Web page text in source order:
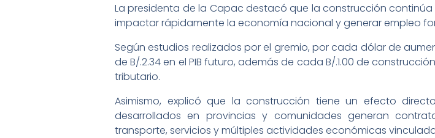
La presidenta de la Capac destacó que la construcción
impactar rápidamente la economía nacional y generar empleo
Según estudios realizados por el gremio, por cada dólar de
de B/.2.34 en el PIB futuro, además de cada B/.1.00 de
tributario.
Asimismo, explicó que la construcción tiene un efecto
desarrollados en provincias y comunidades generan
transporte, servicios y múltiples actividades económicas